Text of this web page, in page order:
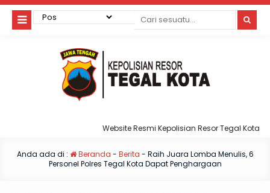
Website Resmi Kepolisian Resor Tegal Kota
Anda ada di : Beranda - Berita - Raih Juara Lomba Menulis, 6
Personel Polres Tegal Kota Dapat Penghargaan